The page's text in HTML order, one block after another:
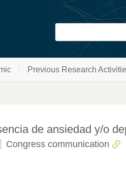
Previous Research
de ansiedad y/o
Congress communication